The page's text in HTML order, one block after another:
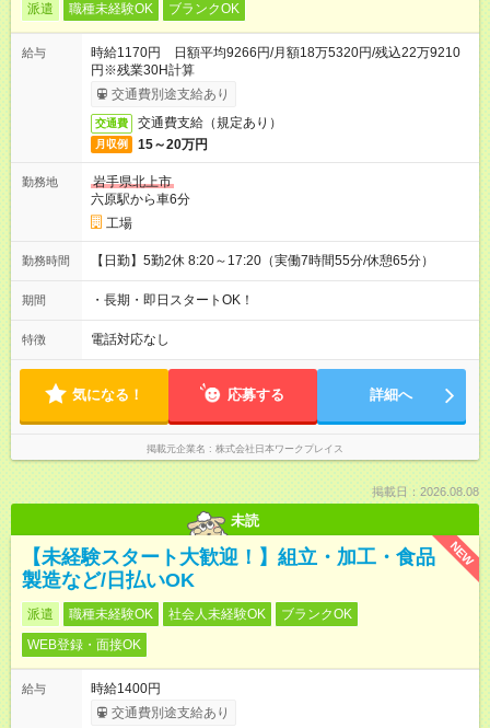
派遣 職種未経験OK ブランクOK
給与
時給1170円 日額平均9266円/月額18万5320円/残込22万9210
円※残業30H計算
交通費別途支給あり
交通費 交通費支給（規定あり）
月収例 15～20万円
勤務地
岩手県北上市
六原駅から車6分
工場
勤務時間 【日勤】5勤2休 8:20～17:20（実働7時間55分/休憩65分）
期間 ・長期・即日スタートOK！
特徴 電話対応なし
気になる！ 応募する 詳細へ
掲載元企業名 株式会社日本ワークプレイス
掲載日：2026.08.08
未読
NEW
【未経験スタート大歓迎！】組立・加工・食品
製造など/日払いOK
派遣 職種未経験OK 社会人未経験OK
ブランクOK
WEB登録・面接OK
給与
時給1400円
交通費別途支給あり